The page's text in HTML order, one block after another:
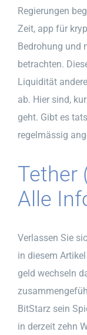
Regierungen
Zeit, app für
Bedrohung und
betrachten.
Liquidität
ab. Hier sind,
geht. Gibt es
regelmässig
Tether
Alle
Verlassen Sie
in diesem
geld wechseln
BitStarz sein
in derzeit zehn